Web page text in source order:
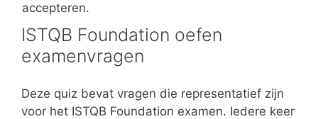
accepteren.
ISTQB Foundation oefen
examenvragen
Deze quiz bevat vragen die representatief zijn
voor het ISTQB Foundation examen. Iedere keer